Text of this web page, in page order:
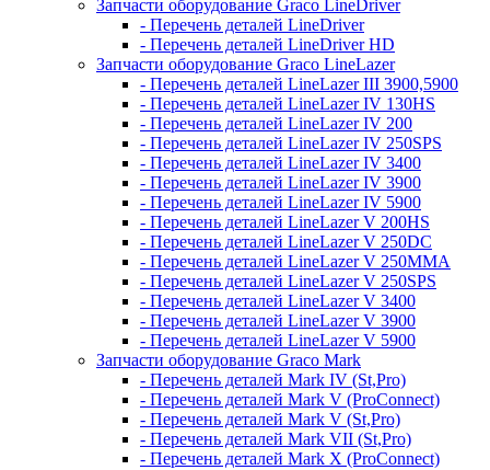
Запчасти оборудование Graco LineDriver
- Перечень деталей LineDriver
- Перечень деталей LineDriver HD
Запчасти оборудование Graco LineLazer
- Перечень деталей LineLazer III 3900,5900
- Перечень деталей LineLazer IV 130HS
- Перечень деталей LineLazer IV 200
- Перечень деталей LineLazer IV 250SPS
- Перечень деталей LineLazer IV 3400
- Перечень деталей LineLazer IV 3900
- Перечень деталей LineLazer IV 5900
- Перечень деталей LineLazer V 200HS
- Перечень деталей LineLazer V 250DC
- Перечень деталей LineLazer V 250MMA
- Перечень деталей LineLazer V 250SPS
- Перечень деталей LineLazer V 3400
- Перечень деталей LineLazer V 3900
- Перечень деталей LineLazer V 5900
Запчасти оборудование Graco Mark
- Перечень деталей Mark IV (St,Pro)
- Перечень деталей Mark V (ProConnect)
- Перечень деталей Mark V (St,Pro)
- Перечень деталей Mark VII (St,Pro)
- Перечень деталей Mark X (ProConnect)